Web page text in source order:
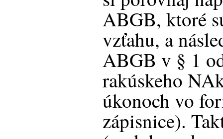
ABGB, ktoré
vzťahu, a
ABGB v § 1
rakúskeho
úkonoch vo
zápisnice).